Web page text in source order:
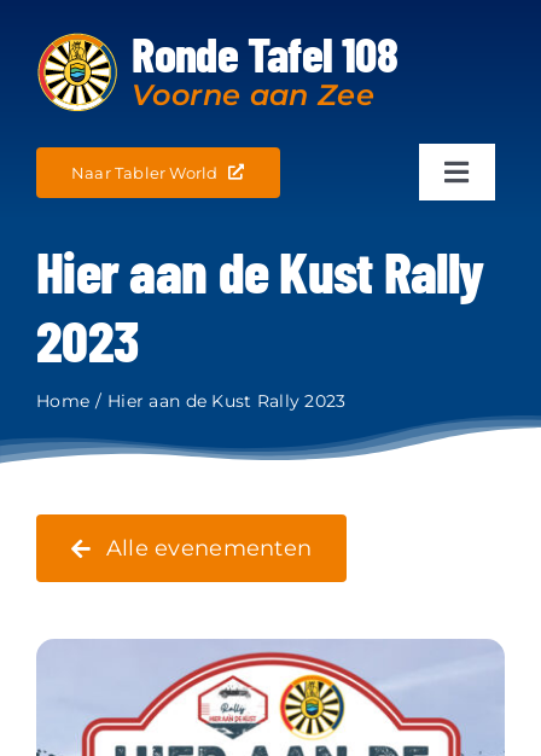
naar
inhoud
Ronde Tafel 108
Voorne aan Zee
Naar Tabler World
Toggle
Wie zijn wij
Wishing Table
Contact
Hier aan de Kust Rally
2023
Home Hier aan de Kust Rally 2023
Alle evenementen